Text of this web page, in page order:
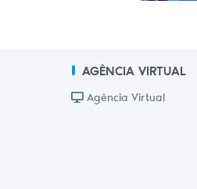
AGÊNCIA VIRTUAL
Agência Virtual